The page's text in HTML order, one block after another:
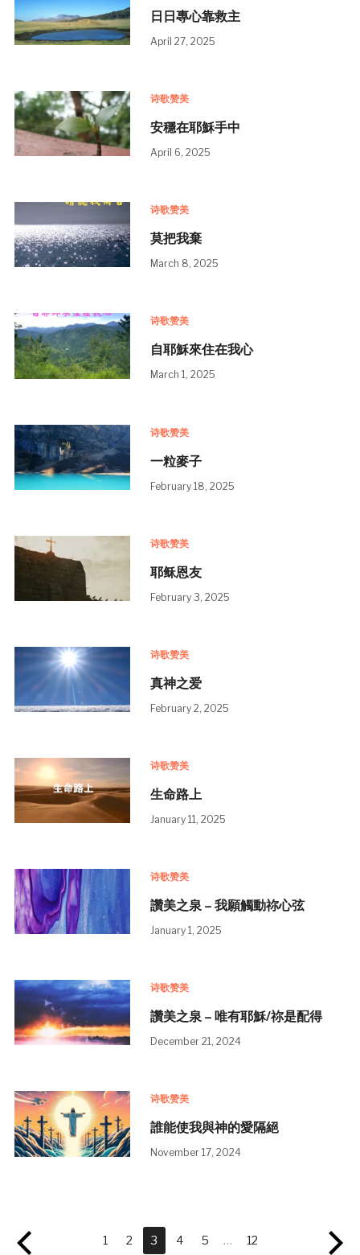
日日專心靠救主
April 27, 2025
诗歌赞美
安穩在耶穌手中
April 6, 2025
诗歌赞美
莫把我棄
March 8, 2025
诗歌赞美
自耶穌來住在我心
March 1, 2025
诗歌赞美
一粒麥子
February 18, 2025
诗歌赞美
耶稣恩友
February 3, 2025
诗歌赞美
真神之爱
February 2, 2025
诗歌赞美
生命路上
January 11, 2025
诗歌赞美
讚美之泉 – 我願觸動祢心弦
January 1, 2025
诗歌赞美
讚美之泉 – 唯有耶穌/祢是配得
December 21, 2024
诗歌赞美
誰能使我與神的愛隔絕
November 17, 2024
1 2 3 4 5 … 12